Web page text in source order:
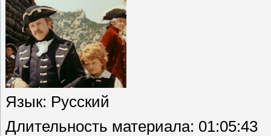
Язык: Русский
Длительность материала: 01:05:43